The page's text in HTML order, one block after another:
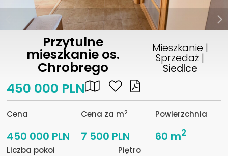
Przytulne
mieszkanie os.
Chrobrego
Mieszkanie |
Sprzedaż |
Siedlce
450 000 PLN
Cena
450 000 PLN
Cena za m2
7 500 PLN
Powierzchnia
60 m2
Liczba pokoi Piętro